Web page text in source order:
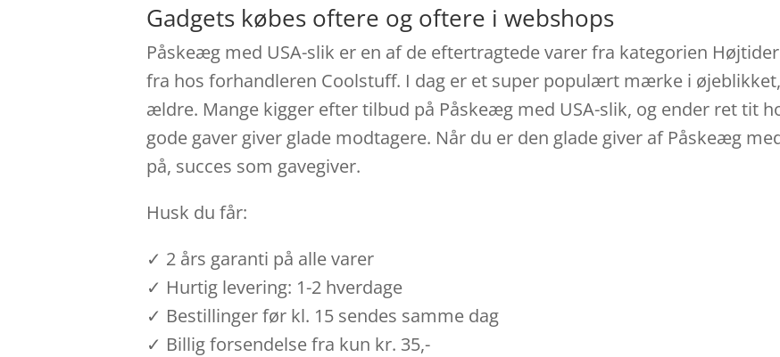
Gadgets købes oftere og oftere i webshops
Påskeæg med USA-slik er en af de eftertragtede varer fra kategorien
fra hos forhandleren Coolstuff. I dag er et super populært mærke i
ældre. Mange kigger efter tilbud på Påskeæg med USA-slik, og ender ret tit
gode gaver giver glade modtagere. Når du er den glade giver af Påskeæg
på, succes som gavegiver.
Husk du får:
✓ 2 års garanti på alle varer
✓ Hurtig levering: 1-2 hverdage
✓ Bestillinger før kl. 15 sendes samme dag
✓ Billig forsendelse fra kun kr. 35,-